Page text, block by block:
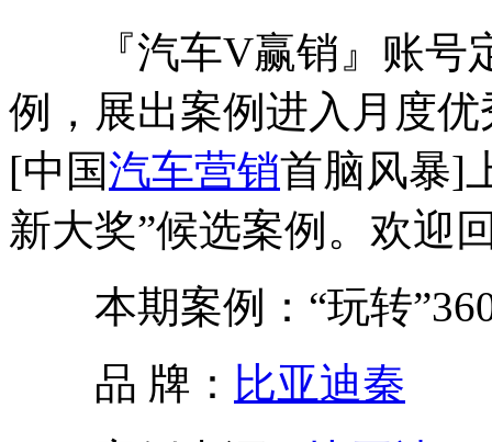
『汽车V赢销』账号
例，展出案例进入月度
[中国汽车营销首脑风暴]
新大奖”候选案例。欢迎
本期案例：“玩转
品 牌： 比亚迪秦